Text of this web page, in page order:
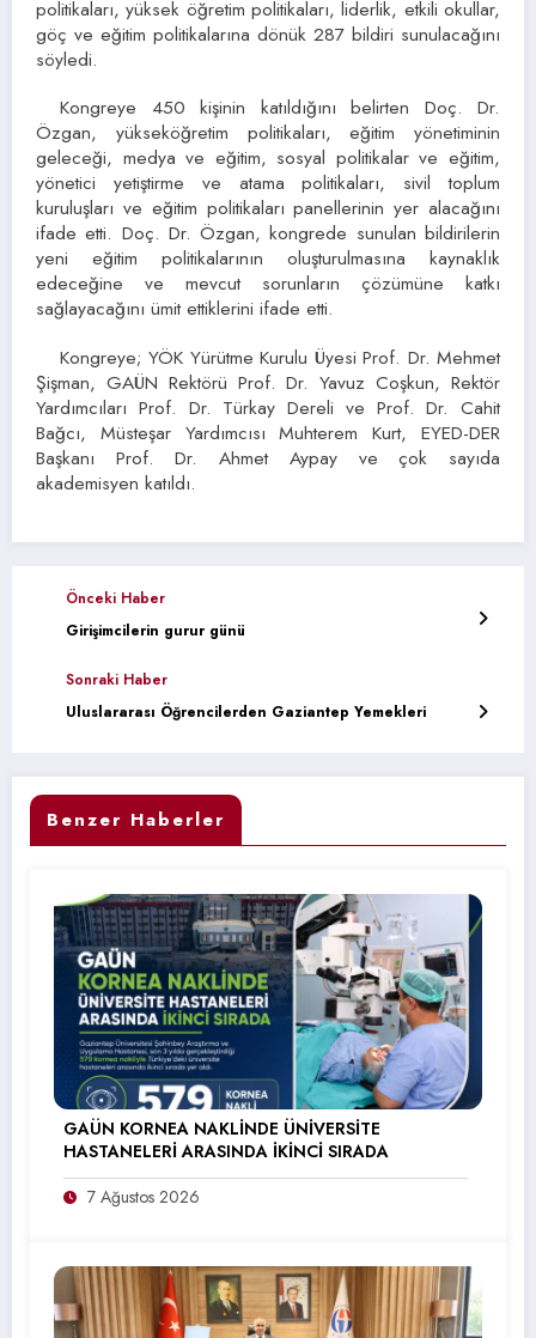
politikaları, yüksek öğretim politikaları, liderlik, etkili okullar,
göç ve eğitim politikalarına dönük 287 bildiri sunulacağını
söyledi.
Kongreye 450 kişinin katıldığını belirten Doç. Dr.
Özgan, yükseköğretim politikaları, eğitim yönetiminin
geleceği, medya ve eğitim, sosyal politikalar ve eğitim,
yönetici yetiştirme ve atama politikaları, sivil toplum
kuruluşları ve eğitim politikaları panellerinin yer alacağını
ifade etti. Doç. Dr. Özgan, kongrede sunulan bildirilerin
yeni eğitim politikalarının oluşturulmasına kaynaklık
edeceğine ve mevcut sorunların çözümüne katkı
sağlayacağını ümit ettiklerini ifade etti.
Kongreye; YÖK Yürütme Kurulu Üyesi Prof. Dr. Mehmet
Şişman, GAÜN Rektörü Prof. Dr. Yavuz Coşkun, Rektör
Yardımcıları Prof. Dr. Türkay Dereli ve Prof. Dr. Cahit
Bağcı, Müsteşar Yardımcısı Muhterem Kurt, EYED-DER
Başkanı Prof. Dr. Ahmet Aypay ve çok sayıda
akademisyen katıldı.
Önceki Haber
Girişimcilerin gurur günü
Sonraki Haber
Uluslararası Öğrencilerden Gaziantep Yemekleri
Benzer Haberler
GAÜN KORNEA NAKLİNDE ÜNİVERSİTE
HASTANELERİ ARASINDA İKİNCİ SIRADA
7 Ağustos 2026